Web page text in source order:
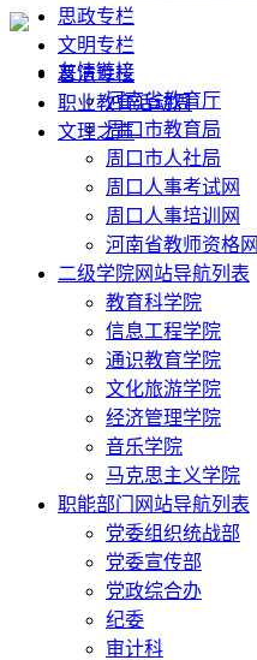
思政专栏
文明专栏
普法专栏
职业教育活动周
文理之声
友情链接
河南省教育厅
周口市教育局
周口市人社局
周口人事考试网
周口人事培训网
河南省教师资格网
二级学院网站导航列表
教育科学院
信息工程学院
通识教育学院
文化旅游学院
经济管理学院
音乐学院
马克思主义学院
职能部门网站导航列表
党委组织统战部
党委宣传部
党政综合办
纪委
审计科